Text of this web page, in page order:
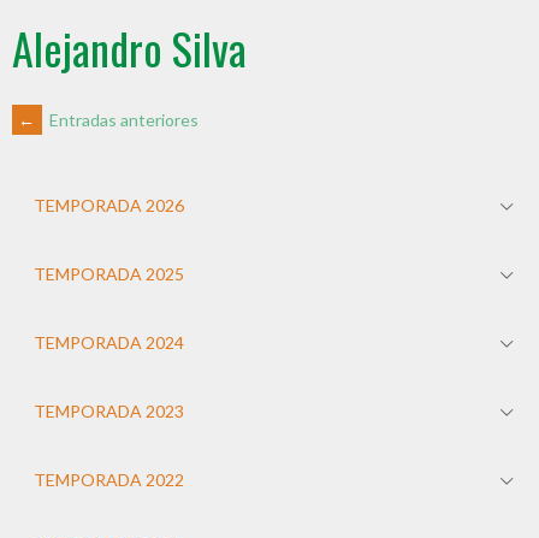
Alejandro Silva
← Entradas anteriores
TEMPORADA 2026
TEMPORADA 2025
TEMPORADA 2024
TEMPORADA 2023
TEMPORADA 2022